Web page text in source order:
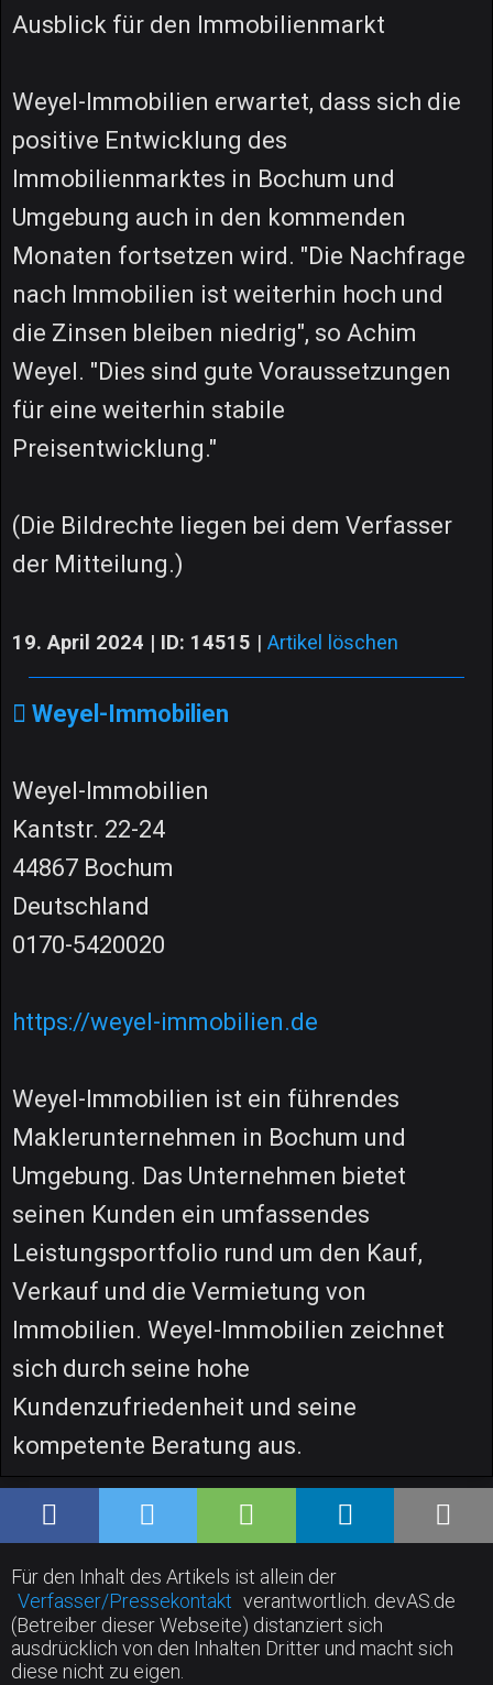
Ausblick für den Immobilienmarkt
Weyel-Immobilien erwartet, dass sich die
positive Entwicklung des
Immobilienmarktes in Bochum und
Umgebung auch in den kommenden
Monaten fortsetzen wird. "Die Nachfrage
nach Immobilien ist weiterhin hoch und
die Zinsen bleiben niedrig", so Achim
Weyel. "Dies sind gute Voraussetzungen
für eine weiterhin stabile
Preisentwicklung."
(Die Bildrechte liegen bei dem Verfasser
der Mitteilung.)
19. April 2024 | ID: 14515 | Artikel löschen
Weyel-Immobilien
Weyel-Immobilien
Kantstr. 22-24
44867 Bochum
Deutschland
0170-5420020
https://weyel-immobilien.de
Weyel-Immobilien ist ein führendes
Maklerunternehmen in Bochum und
Umgebung. Das Unternehmen bietet
seinen Kunden ein umfassendes
Leistungsportfolio rund um den Kauf,
Verkauf und die Vermietung von
Immobilien. Weyel-Immobilien zeichnet
sich durch seine hohe
Kundenzufriedenheit und seine
kompetente Beratung aus.
Für den Inhalt des Artikels ist allein der
Verfasser/Pressekontakt verantwortlich. devAS.de
(Betreiber dieser Webseite) distanziert sich
ausdrücklich von den Inhalten Dritter und macht sich
diese nicht zu eigen.